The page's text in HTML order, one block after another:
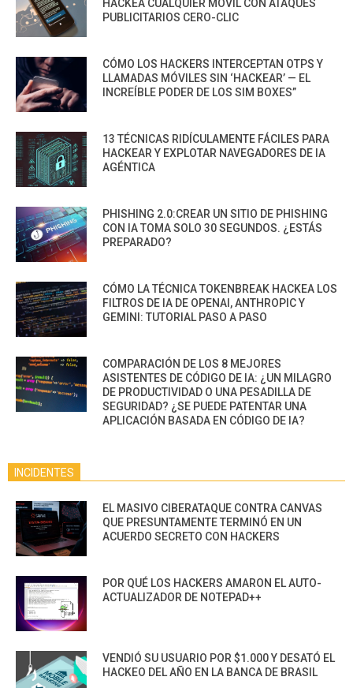
HACKEA CUALQUIER MÓVIL CON ATAQUES
PUBLICITARIOS CERO-CLIC
CÓMO LOS HACKERS INTERCEPTAN OTPS Y
LLAMADAS MÓVILES SIN ‘HACKEAR’ — EL
INCREÍBLE PODER DE LOS SIM BOXES”
13 TÉCNICAS RIDÍCULAMENTE FÁCILES PARA
HACKEAR Y EXPLOTAR NAVEGADORES DE IA
AGÉNTICA
PHISHING 2.0:CREAR UN SITIO DE PHISHING
CON IA TOMA SOLO 30 SEGUNDOS. ¿ESTÁS
PREPARADO?
CÓMO LA TÉCNICA TOKENBREAK HACKEA LOS
FILTROS DE IA DE OPENAI, ANTHROPIC Y
GEMINI: TUTORIAL PASO A PASO
COMPARACIÓN DE LOS 8 MEJORES
ASISTENTES DE CÓDIGO DE IA: ¿UN MILAGRO
DE PRODUCTIVIDAD O UNA PESADILLA DE
SEGURIDAD? ¿SE PUEDE PATENTAR UNA
APLICACIÓN BASADA EN CÓDIGO DE IA?
INCIDENTES
EL MASIVO CIBERATAQUE CONTRA CANVAS
QUE PRESUNTAMENTE TERMINÓ EN UN
ACUERDO SECRETO CON HACKERS
POR QUÉ LOS HACKERS AMARON EL AUTO-
ACTUALIZADOR DE NOTEPAD++
VENDIÓ SU USUARIO POR $1.000 Y DESATÓ EL
HACKEO DEL AÑO EN LA BANCA DE BRASIL